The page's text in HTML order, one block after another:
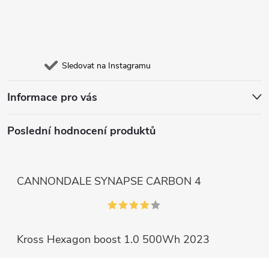
Sledovat na Instagramu
Informace pro vás
Poslední hodnocení produktů
CANNONDALE SYNAPSE CARBON 4
Kross Hexagon boost 1.0 500Wh 2023